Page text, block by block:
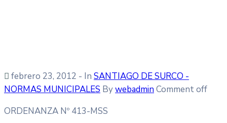
febrero 23, 2012 - In SANTIAGO DE SURCO -
NORMAS MUNICIPALES BywebadminComment off
ORDENANZA Nº 413-MSS